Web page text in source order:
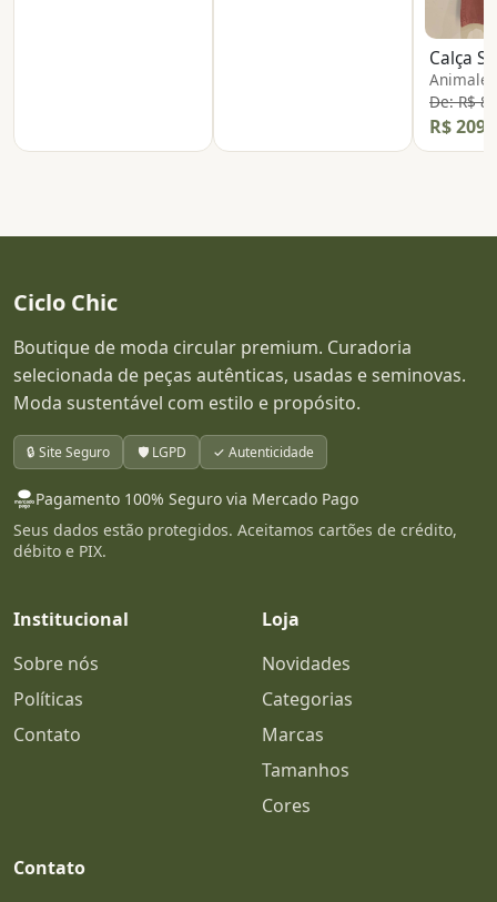
Calça
Animale
De: R$
R$
Ciclo Chic
Boutique de moda circular premium. Curadoria
selecionada de peças autênticas, usadas e seminovas.
Moda sustentável com estilo e propósito.
🔒 Site Seguro 🛡️ LGPD ✓ Autenticidade
Pagamento 100% Seguro via Mercado Pago
Seus dados estão protegidos. Aceitamos cartões de crédito,
débito e PIX.
Institucional
Sobre nós
Políticas
Contato
Loja
Novidades
Categorias
Marcas
Tamanhos
Cores
Contato